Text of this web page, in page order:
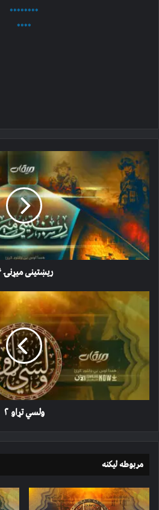
********
****
ریښتینی
میړنۍ
۴
ریښتینی میړنۍ ۴
ولسي
ولسي تړاو ۲
مربوطه لیکنه